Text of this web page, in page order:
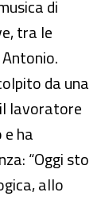
di
tra le
da una
lavoratore
ha
“Oggi sto
allo